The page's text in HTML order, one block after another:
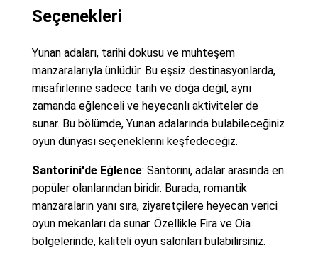
Seçenekleri
Yunan adaları, tarihi dokusu ve muhteşem
manzaralarıyla ünlüdür. Bu eşsiz destinasyonlarda,
misafirlerine sadece tarih ve doğa değil, aynı
zamanda eğlenceli ve heyecanlı aktiviteler de
sunar. Bu bölümde, Yunan adalarında bulabileceğiniz
oyun dünyası seçeneklerini keşfedeceğiz.
Santorini'de Eğlence: Santorini, adalar arasında en
popüler olanlarından biridir. Burada, romantik
manzaraların yanı sıra, ziyaretçilere heyecan verici
oyun mekanları da sunar. Özellikle Fira ve Oia
bölgelerinde, kaliteli oyun salonları bulabilirsiniz.